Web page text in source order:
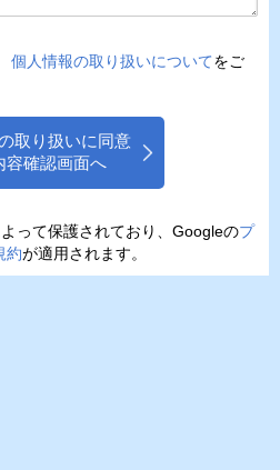
個人情報の取り扱いについてをご
取り扱いに同意
容確認画面へ
って保護されており、Googleのプ
約が適用されます。